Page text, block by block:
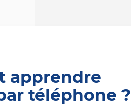
apprendre
téléphone ?